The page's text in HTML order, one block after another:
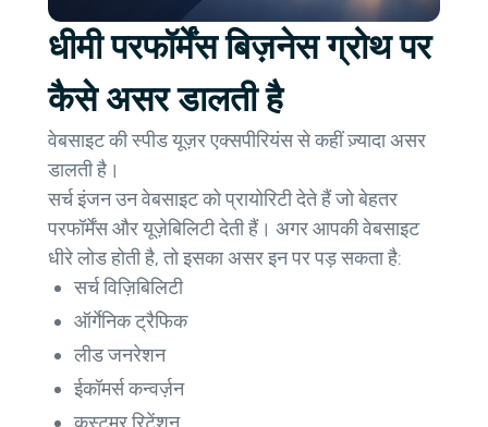
धीमी परफॉर्मेंस बिज़नेस ग्रोथ पर
कैसे असर डालती है
वेबसाइट की स्पीड यूज़र एक्सपीरियंस से कहीं ज़्यादा असर
डालती है।
सर्च इंजन उन वेबसाइट को प्रायोरिटी देते हैं जो बेहतर
परफॉर्मेंस और यूज़ेबिलिटी देती हैं। अगर आपकी वेबसाइट
धीरे लोड होती है, तो इसका असर इन पर पड़ सकता है:
सर्च विज़िबिलिटी
ऑर्गेनिक ट्रैफिक
लीड जनरेशन
ईकॉमर्स कन्वर्ज़न